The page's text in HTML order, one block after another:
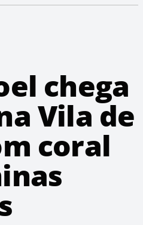
chega
Vila de
coral